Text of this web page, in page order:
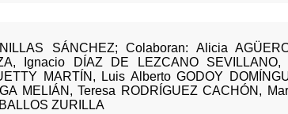
SÁNCHEZ; Colaboran: Alicia
Ignacio DÍAZ DE LEZCANO
MARTÍN, Luis Alberto GODOY
MELIÁN, Teresa RODRÍGUEZ CACHÓN,
ZURILLA